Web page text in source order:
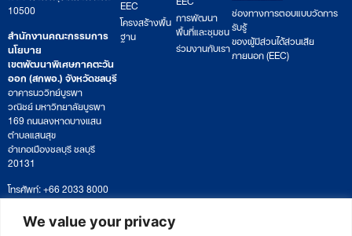
We value your privacy
10500
สำนักงานคณะกรรมการ
นโยบาย
เขตพัฒนาพิเศษภาคตะวัน
ออก (สกพอ.) จังหวัดชลบุรี
อาคารนววิทย์บูรพา
วณิชย์ มหาวิทยาลัยบูรพา
169 ถนนลงหาดบางแสน
ตำบลแสนสุข
อำเภอเมืองชลบุรี ชลบุรี
20131
โทรศัพท์: +66 2033 8000
เวลาทำการ: จันทร์ – ศุกร์
09:00 – 17:00 น.
ติดตามหนังสือหรือยื่นเอกสาร
EEC
โครงสร้างพื้น
ฐาน
การพัฒนา
พื้นที่และชุมชน
ร่วมงานกับเรา
ช่องทางการตอบแบบวัดการ
รับรู้
ของผู้มีส่วนได้ส่วนเสีย
ภายนอก (EEC)